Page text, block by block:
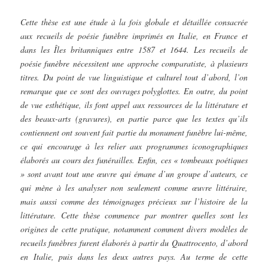
Cette thèse est une étude à la fois globale et détaillée consacrée
aux recueils de poésie funèbre imprimés en Italie, en France et
dans les Îles britanniques entre 1587 et 1644. Les recueils de
poésie funèbre nécessitent une approche comparatiste, à plusieurs
titres. Du point de vue linguistique et culturel tout d’abord, l’on
remarque que ce sont des ouvrages polyglottes. En outre, du point
de vue esthétique, ils font appel aux ressources de la littérature et
des beaux-arts (gravures), en partie parce que les textes qu’ils
contiennent ont souvent fait partie du monument funèbre lui-même,
ce qui encourage à les relier aux programmes iconographiques
élaborés au cours des funérailles. Enfin, ces « tombeaux poétiques
» sont avant tout une œuvre qui émane d’un groupe d’auteurs, ce
qui mène à les analyser non seulement comme œuvre littéraire,
mais aussi comme des témoignages précieux sur l’histoire de la
littérature. Cette thèse commence par montrer quelles sont les
origines de cette pratique, notamment comment divers modèles de
recueils funèbres furent élaborés à partir du Quattrocento, d’abord
en Italie, puis dans les deux autres pays. Au terme de cette